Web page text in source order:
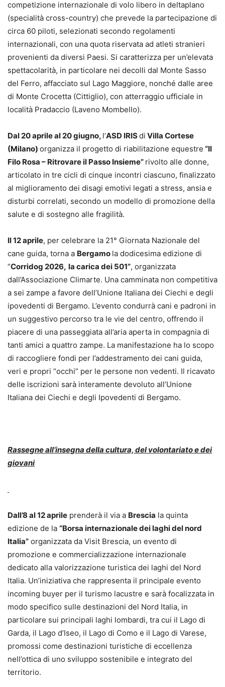
competizione internazionale di volo libero in deltaplano
(specialità cross-country) che prevede la partecipazione di
circa 60 piloti, selezionati secondo regolamenti
internazionali, con una quota riservata ad atleti stranieri
provenienti da diversi Paesi. Si caratterizza per un’elevata
spettacolarità, in particolare nei decolli dal Monte Sasso
del Ferro, affacciato sul Lago Maggiore, nonché dalle aree
di Monte Crocetta (Cittiglio), con atterraggio ufficiale in
località Pradaccio (Laveno Mombello).
Dal 20 aprile al 20 giugno, l’ASD IRISdi Villa Cortese
(Milano) organizza il progetto di riabilitazione equestre “Il
Filo Rosa – Ritrovare il Passo Insieme” rivolto alle donne,
articolato in tre cicli di cinque incontri ciascuno, finalizzato
al miglioramento dei disagi emotivi legati a stress, ansia e
disturbi correlati, secondo un modello di promozione della
salute e di sostegno alle fragilità.
Il 12 aprile, per celebrare la 21° Giornata Nazionale del
cane guida, torna a Bergamo la dodicesima edizione di
“Corridog 2026, la carica dei 501”, organizzata
dall’Associazione Climarte. Una camminata non competitiva
a sei zampe a favore dell’Unione Italiana dei Ciechi e degli
ipovedenti di Bergamo. L’evento condurrà cani e padroni in
un suggestivo percorso tra le vie del centro, offrendo il
piacere di una passeggiata all’aria aperta in compagnia di
tanti amici a quattro zampe. La manifestazione ha lo scopo
di raccogliere fondi per l’addestramento dei cani guida,
veri e propri “occhi” per le persone non vedenti. Il ricavato
delle iscrizioni sarà interamente devoluto all’Unione
Italiana dei Ciechi e degli Ipovedenti di Bergamo.
Rassegne all’insegna della cultura, del volontariato e dei
giovani
Dall’8 al 12 aprile prenderà il via a Brescia la quinta
edizione de la “Borsa internazionale dei laghi del nord
Italia” organizzata da Visit Brescia, un evento di
promozione e commercializzazione internazionale
dedicato alla valorizzazione turistica dei laghi del Nord
Italia. Un’iniziativa che rappresenta il principale evento
incoming buyer per il turismo lacustre e sarà focalizzata in
modo specifico sulle destinazioni del Nord Italia, in
particolare sui principali laghi lombardi, tra cui il Lago di
Garda, il Lago d’Iseo, il Lago di Como e il Lago di Varese,
promossi come destinazioni turistiche di eccellenza
nell’ottica di uno sviluppo sostenibile e integrato del
territorio.